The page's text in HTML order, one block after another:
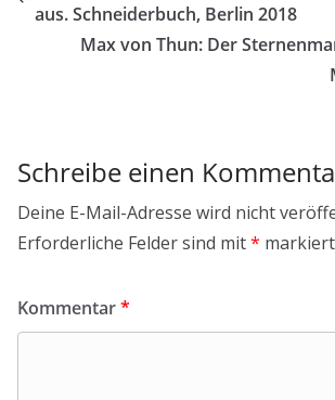
aus. Schneiderbuch, Berlin 2018
Max von Thun: Der
Schreibe einen
Deine E-Mail-Adresse wird nicht
Erforderliche Felder sind mit* markiert
Kommentar*